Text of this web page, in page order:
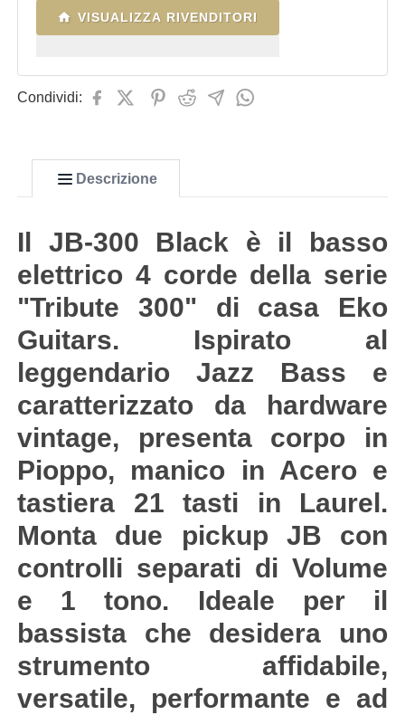
VISUALIZZA RIVENDITORI
Condividi:
Descrizione
Il JB-300 Black è il basso
elettrico 4 corde della serie
"Tribute 300" di casa Eko
Guitars. Ispirato al
leggendario Jazz Bass e
caratterizzato da hardware
vintage, presenta corpo in
Pioppo, manico in Acero e
tastiera 21 tasti in Laurel.
Monta due pickup JB con
controlli separati di Volume
e 1 tono. Ideale per il
bassista che desidera uno
strumento affidabile,
versatile, performante e ad